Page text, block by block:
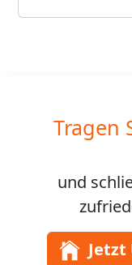
Tragen
und